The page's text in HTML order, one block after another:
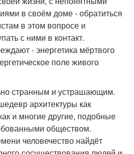
в своём доме - обратиться
в этом вопросе и
с ними в контакт.
- энергетика мёртвого
поле живого
странным и устрашающим.
архитектуры как
и многие другие, подобные
обществом.
человечество найдёт